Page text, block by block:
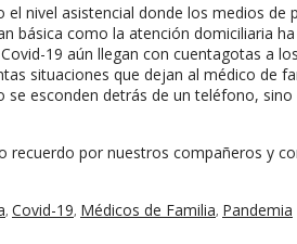
el nivel asistencial donde los medios
básica como la atención domiciliaria
19 aún llegan con cuentagotas a
situaciones que dejan al médico de
se esconden detrás de un teléfono,
recuerdo por nuestros compañeros y
, Covid-19, Médicos de Familia, Pandemia